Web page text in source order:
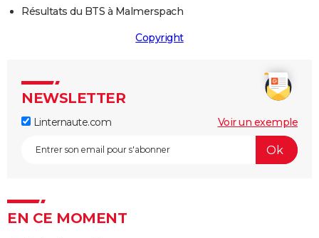
Résultats du BTS à Malmerspach
Copyright
NEWSLETTER
Linternaute.com Voir un exemple
EN CE MOMENT